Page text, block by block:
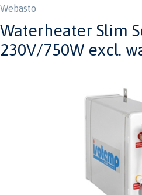
Webasto
Waterheater Slim
230V/750W excl.